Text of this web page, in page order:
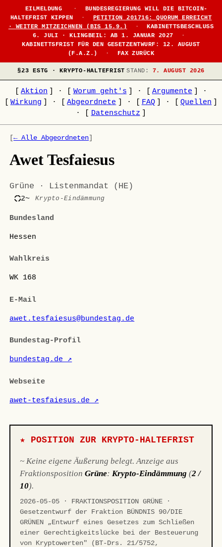
EILMELDUNG ·
BUNDESREGIERUNG WILL DIE BITCOIN-
HALTEFRIST KIPPEN
·
PETITION 201716: QUORUM ERREICHT
· WEITER MITZEICHNEN (BIS 15.9.)
·
KABINETTSBESCHLUSS
6. JULI · KLINGBEIL: AB 1. JANUAR 2027
·
KABINETTSFRIST FÜR DEN GESETZENTWURF: 12. AUGUST
(F.A.Z.)
· FAX ZURÜCK
§23 ESTG · KRYPTO-HALTEFRIST STAND: 7. AUGUST 2026
Aktion · Worum geht's · Argumente
·
Wirkung · Abgeordnete · FAQ · Quellen
·
Datenschutz
[← Alle Abgeordneten]
Awet Tesfaiesus
Grüne · Listenmandat (HE)
2~ Krypto-Eindämmung
Bundesland
Hessen
Wahlkreis
WK 168
E-Mail
awet.tesfaiesus@bundestag.de
Bundestag-Profil
bundestag.de ↗
Webseite
awet-tesfaiesus.de ↗
★ POSITION ZUR KRYPTO-HALTEFRIST
~ Keine eigene Äußerung belegt. Anzeige aus
FraktionspositionGrüne: Krypto-Eindämmung (2 /
10).
2026-05-05 · FRAKTIONSPOSITION GRÜNE ·
Gesetzentwurf der Fraktion BÜNDNIS 90/DIE
GRÜNEN „Entwurf eines Gesetzes zum Schließen
einer Gerechtigkeitslücke bei der Besteuerung
von Kryptowerten" (BT-Drs. 21/5752,